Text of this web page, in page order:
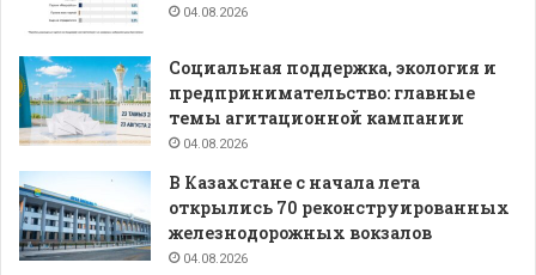
04.08.2026
Социальная поддержка, экология и
предпринимательство: главные
темы агитационной кампании
04.08.2026
В Казахстане с начала лета
открылись 70 реконструированных
железнодорожных вокзалов
04.08.2026